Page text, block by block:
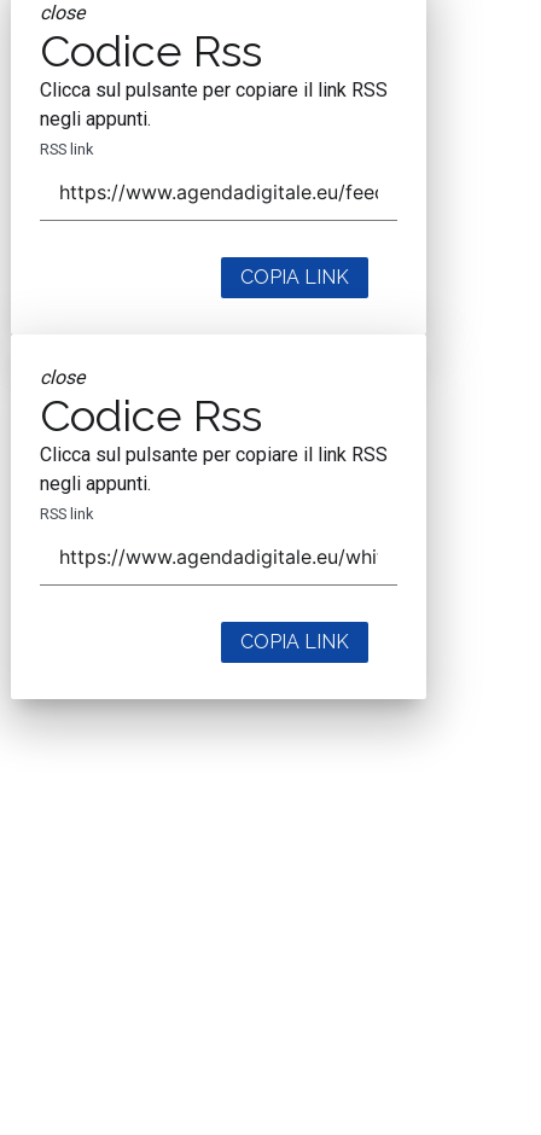
close
Codice Rss
Clicca sul pulsante per copiare il link RSS
negli appunti.
RSS link
COPIA LINK
close
Codice Rss
Clicca sul pulsante per copiare il link RSS
negli appunti.
RSS link
COPIA LINK